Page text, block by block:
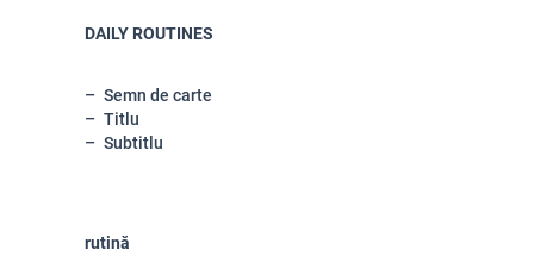
DAILY ROUTINES
Semn de carte
Titlu
Subtitlu
rutină